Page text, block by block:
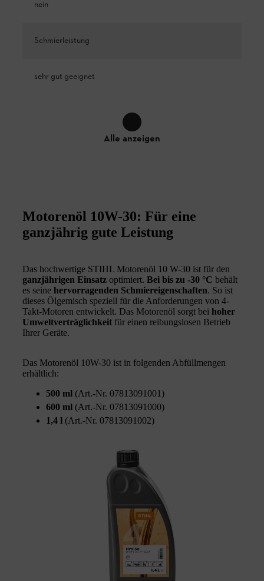
nein
Schmierleistung
sehr gut geeignet
Alle anzeigen
Motorenöl 10W-30: Für eine
ganzjährig gute Leistung
Das hochwertige STIHL Motorenöl 10 W-30 ist für den
ganzjährigen Einsatz optimiert. Bei bis zu -30 °C behält
es seine hervorragenden Schmiereigenschaften. So ist
dieses Ölgemisch speziell für die Anforderungen von 4-
Takt-Motoren entwickelt. Das Motorenöl sorgt bei hoher
Umweltverträglichkeit für einen reibungslosen Betrieb
Ihrer Geräte.
Das Motorenöl 10W-30 ist in folgenden Abfüllmengen
erhältlich:
500 ml (Art.-Nr. 07813091001)
600 ml (Art.-Nr. 07813091000)
1,4 l (Art.-Nr. 07813091002)